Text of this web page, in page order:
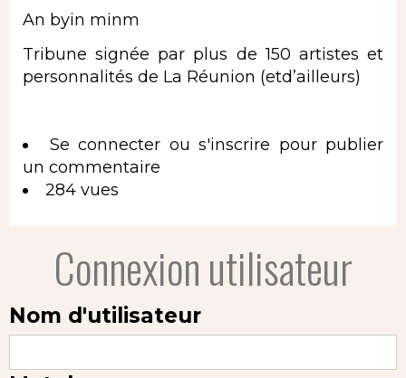
An byin minm
Tribune signée par plus de 150 artistes et
personnalités de La Réunion (etd’ailleurs)
Se connecter ou s'inscrire pour publier
un commentaire
284 vues
Connexion utilisateur
Nom d'utilisateur